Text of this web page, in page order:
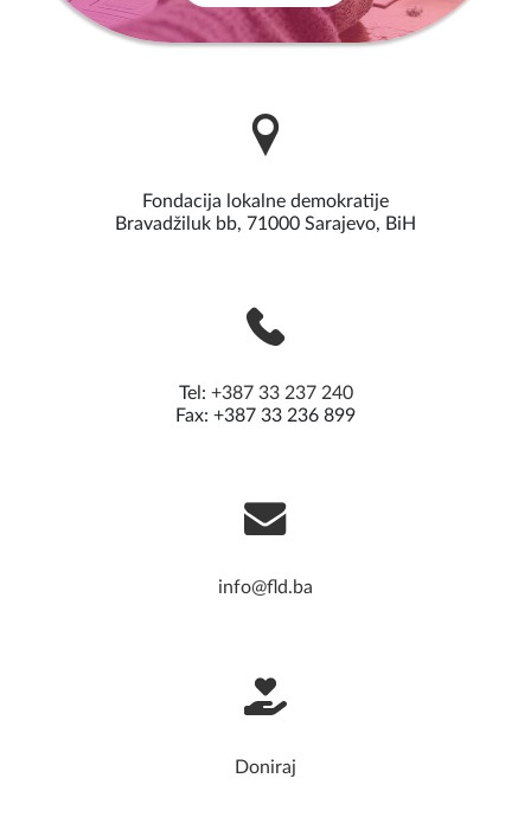
Fondacija lokalne demokratije
Bravadžiluk bb, 71000 Sarajevo, BiH
Tel: +387 33 237 240
Fax: +387 33 236 899
info@fld.ba
Doniraj